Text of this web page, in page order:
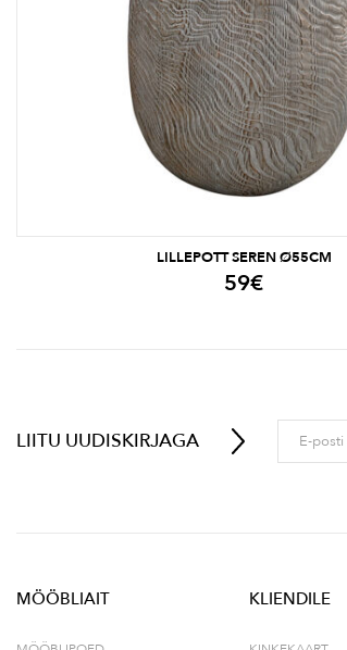
LILLEPOTT SEREN Ø55CM
59€
LIITU UUDISKIRJAGA
MÖÖBLIAIT KLIENDILE